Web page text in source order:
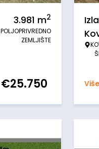
3.981 m2
POLJOPRIVREDNO
ZEMLJIŠTE
€25.750